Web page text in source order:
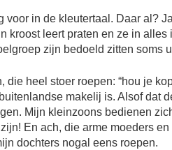
voor in de kleutertaal. Daar al?
kroost leert praten en ze in
zijn bedoeld zitten soms
heel stoer roepen: “hou je
makelij is. Alsof dat
Mijn kleinzoons bedienen
En ach, die arme moeders
dochters nogal eens roepen.